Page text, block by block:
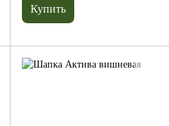
Купить